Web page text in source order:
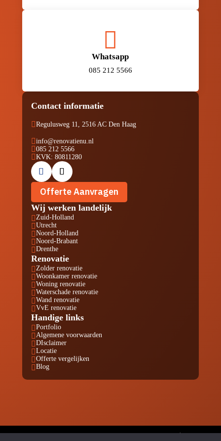

Whatsapp
085 212 5566
Contact informatie
Regulusweg 11, 2516 AC Den Haag
info@renovatienu.nl
085 212 5566
 KVK: 80811280
Offerte Aanvragen
Wij werken landelijk
 Zuid-Holland
Utrecht
Noord-Holland
Noord-Brabant
Drenthe
Renovatie
 Zolder renovatie
 Woonkamer renovatie
 Woning renovatie
 Waterschade renovatie
 Wand renovatie
 VvE renovatie
Handige links
 Portfolio
 Algemene voorwaarden
 DIsclaimer
 Locatie
 Offerte vergelijken
 Blog
© Copyright Renovatie Nu KVK 80811280 |Website laten